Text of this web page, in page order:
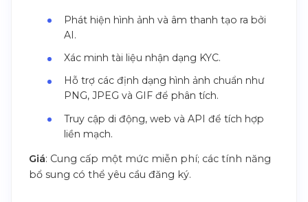
Phát hiện hình ảnh và âm thanh tạo ra bởi
AI.
Xác minh tài liệu nhận dạng KYC.
Hỗ trợ các định dạng hình ảnh chuẩn như
PNG, JPEG và GIF để phân tích.
Truy cập di động, web và API để tích hợp
liền mạch.
Giá: Cung cấp một mức miễn phí; các tính năng
bổ sung có thể yêu cầu đăng ký.